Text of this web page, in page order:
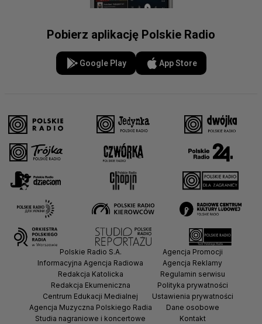
Pobierz aplikację Polskie Radio
Google Play App Store
Polskie Radio S.A.
Informacyjna Agencja Radiowa
Redakcja Katolicka
Redakcja Ekumeniczna
Centrum Edukacji Medialnej
Agencja Muzyczna Polskiego Radia
Studia nagraniowe i koncertowe
Agencja Promocji
Agencja Reklamy
Regulamin serwisu
Polityka prywatności
Ustawienia prywatności
Dane osobowe
Kontakt